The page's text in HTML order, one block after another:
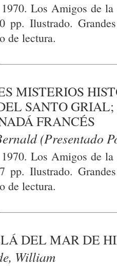
Los Amigos de
pp. Ilustrado.
de lectura.
MISTERIOS
SANTO
FRANCÉS
(Presentado
Los Amigos de
pp. Ilustrado.
de lectura.
DEL MAR DE
William